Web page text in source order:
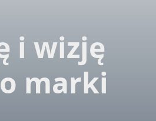
i wizję
marki